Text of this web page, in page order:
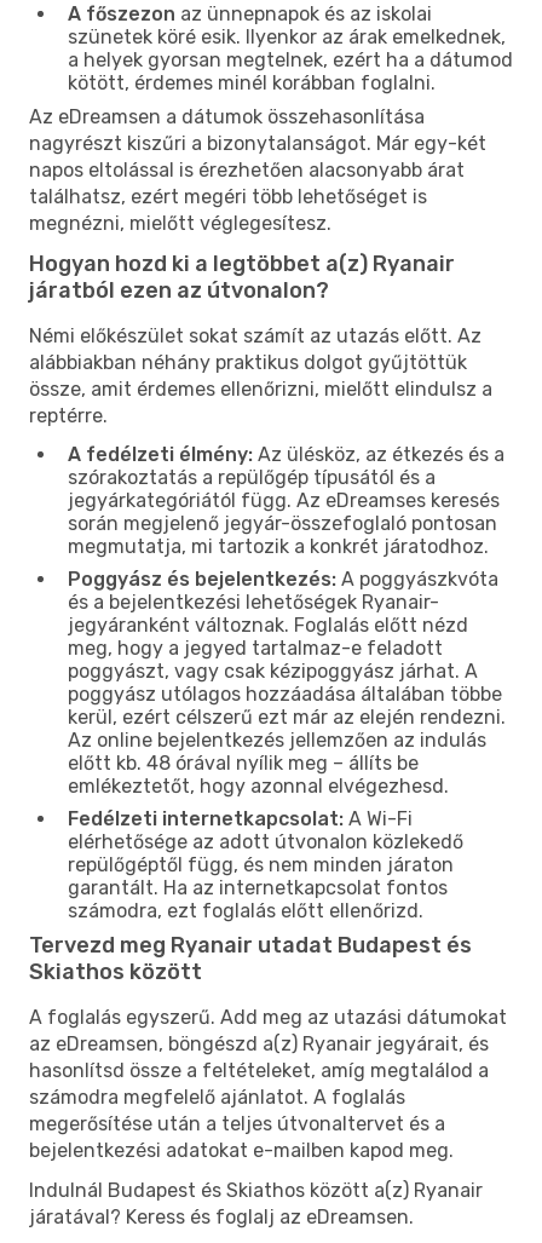
A főszezon az ünnepnapok és az iskolai
szünetek köré esik. Ilyenkor az árak emelkednek,
a helyek gyorsan megtelnek, ezért ha a dátumod
kötött, érdemes minél korábban foglalni.
Az eDreamsen a dátumok összehasonlítása
nagyrészt kiszűri a bizonytalanságot. Már egy-két
napos eltolással is érezhetően alacsonyabb árat
találhatsz, ezért megéri több lehetőséget is
megnézni, mielőtt véglegesítesz.
Hogyan hozd ki a legtöbbet a(z) Ryanair
járatból ezen az útvonalon?
Némi előkészület sokat számít az utazás előtt. Az
alábbiakban néhány praktikus dolgot gyűjtöttük
össze, amit érdemes ellenőrizni, mielőtt elindulsz a
reptérre.
A fedélzeti élmény: Az ülésköz, az étkezés és a
szórakoztatás a repülőgép típusától és a
jegyárkategóriától függ. Az eDreamses keresés
során megjelenő jegyár-összefoglaló pontosan
megmutatja, mi tartozik a konkrét járatodhoz.
Poggyász és bejelentkezés: A poggyászkvóta
és a bejelentkezési lehetőségek Ryanair-
jegyáranként változnak. Foglalás előtt nézd
meg, hogy a jegyed tartalmaz-e feladott
poggyászt, vagy csak kézipoggyász járhat. A
poggyász utólagos hozzáadása általában többe
kerül, ezért célszerű ezt már az elején rendezni.
Az online bejelentkezés jellemzően az indulás
előtt kb. 48 órával nyílik meg – állíts be
emlékeztetőt, hogy azonnal elvégezhesd.
Fedélzeti internetkapcsolat: A Wi-Fi
elérhetősége az adott útvonalon közlekedő
repülőgéptől függ, és nem minden járaton
garantált. Ha az internetkapcsolat fontos
számodra, ezt foglalás előtt ellenőrizd.
Tervezd meg Ryanair utadat Budapest és
Skiathos között
A foglalás egyszerű. Add meg az utazási dátumokat
az eDreamsen, böngészd a(z) Ryanair jegyárait, és
hasonlítsd össze a feltételeket, amíg megtalálod a
számodra megfelelő ajánlatot. A foglalás
megerősítése után a teljes útvonaltervet és a
bejelentkezési adatokat e-mailben kapod meg.
Indulnál Budapest és Skiathos között a(z) Ryanair
járatával? Keress és foglalj az eDreamsen.